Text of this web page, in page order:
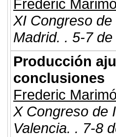
Frederic
XI Congreso
Madrid. . 5-7
Producción
conclusiones
Frederic
X Congreso de
Valencia. . 7-8